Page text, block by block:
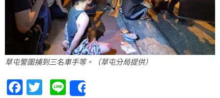
草屯警圍捕到三名車手等。（草屯分局提供）
Facebook
Twitter
Line